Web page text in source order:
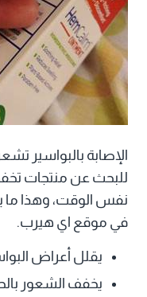
الإصابة بالبواسير
للبحث عن منتجات
في موقع اي هيرب.
يقلل أعراض
يخفف الشعور